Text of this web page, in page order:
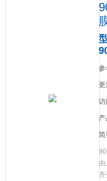
参
更
访
简
齐